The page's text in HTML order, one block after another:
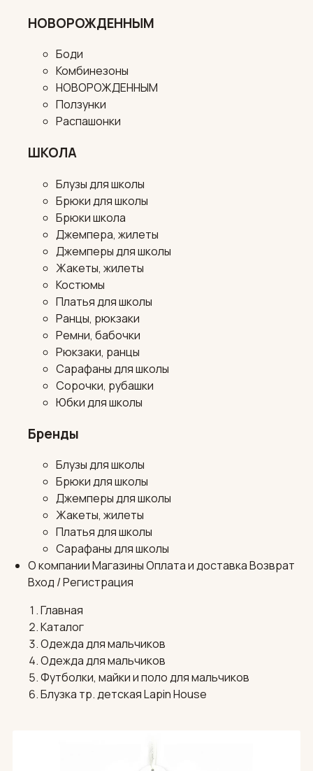
НОВОРОЖДЕННЫМ
Боди
Комбинезоны
НОВОРОЖДЕННЫМ
Ползунки
Распашонки
ШКОЛА
Блузы для школы
Брюки для школы
Брюки школа
Джемпера, жилеты
Джемперы для школы
Жакеты, жилеты
Костюмы
Платья для школы
Ранцы, рюкзаки
Ремни, бабочки
Рюкзаки, ранцы
Сарафаны для школы
Сорочки, рубашки
Юбки для школы
Бренды
Блузы для школы
Брюки для школы
Джемперы для школы
Жакеты, жилеты
Платья для школы
Сарафаны для школы
О компанииМагазиныОплата и доставкаВозврат
Вход / Регистрация
Главная
Каталог
Одежда для мальчиков
Одежда для мальчиков
Футболки, майки и поло для мальчиков
Блузка тр. детская Lapin House